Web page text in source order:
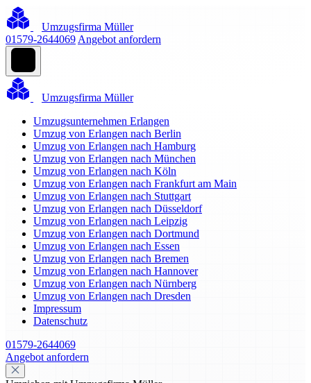
Umzugsfirma Müller
01579-2644069 Angebot anfordern
Umzugsfirma Müller
Umzugsunternehmen Erlangen
Umzug von Erlangen nach Berlin
Umzug von Erlangen nach Hamburg
Umzug von Erlangen nach München
Umzug von Erlangen nach Köln
Umzug von Erlangen nach Frankfurt am Main
Umzug von Erlangen nach Stuttgart
Umzug von Erlangen nach Düsseldorf
Umzug von Erlangen nach Leipzig
Umzug von Erlangen nach Dortmund
Umzug von Erlangen nach Essen
Umzug von Erlangen nach Bremen
Umzug von Erlangen nach Hannover
Umzug von Erlangen nach Nürnberg
Umzug von Erlangen nach Dresden
Impressum
Datenschutz
01579-2644069
Angebot anfordern